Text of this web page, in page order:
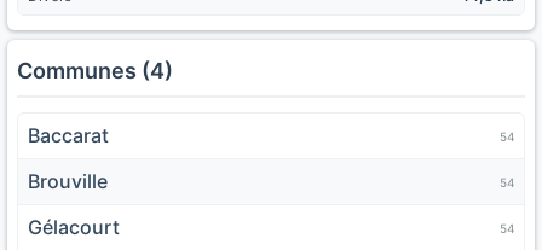
Communes (4)
Baccarat 54
Brouville 54
Gélacourt 54